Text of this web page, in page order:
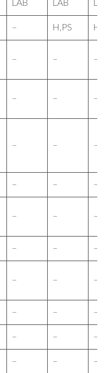
LAB LAB
– H,PS
– – –
– – –
– – –
– – –
– – –
– – –
– – –
– – –
– – –
– – –